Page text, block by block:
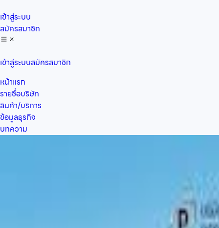
เข้าสู่ระบบ
สมัครสมาชิก
เข้าสู่ระบบสมัครสมาชิก
หน้าแรก
รายชื่อบริษัท
สินค้า/บริการ
ข้อมูลธุรกิจ
บทความ